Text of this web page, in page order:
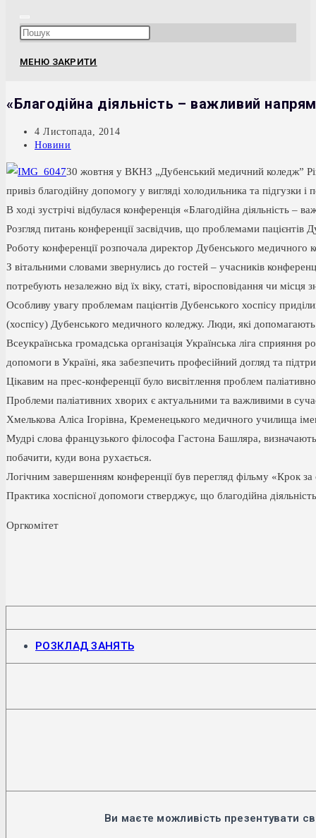
веб-
сайті
the
МЕНЮ ЗАКРИТИ
«Благодійна діяльність – важливий
Запис
опубліковано:
4 Листопада, 2014
Категорія
Новини
30 жовтня у ВКНЗ „Дубенський медичний коледж”
привіз благодійну допомогу у вигляді холодильника та підгузки
В ході зустрічі відбулася конференція «Благодійна діяльність –
Розгляд питань конференції засвідчив, що проблемами пацієнтів
Роботу конференції розпочала директор Дубенського медичного
З вітальними словами звернулись до гостей – учасників
потребують незалежно від їх віку, статі, віросповідання чи місця
Особливу увагу проблемам пацієнтів Дубенського хоспісу
(хоспісу) Дубенського медичного коледжу. Люди, які
Всеукраїнська громадська організація Українська ліга
допомоги в Україні, яка забезпечить професійний догляд та
Цікавим на прес-конференції було висвітлення проблем
Проблеми паліативних хворих є актуальними та важливими в
Хмелькова Аліса Ігорівна, Кременецького медичного училища
Мудрі слова французького філософа Гастона Башляра,
побачити, куди вона рухається.
Логічним завершенням конференції був перегляд фільму «Крок
Практика хоспісної допомоги стверджує, що благодійна
Оргкомітет
РОЗКЛАД ЗАНЯТЬВідкриється
новій
Ви маєте можливість презентувати